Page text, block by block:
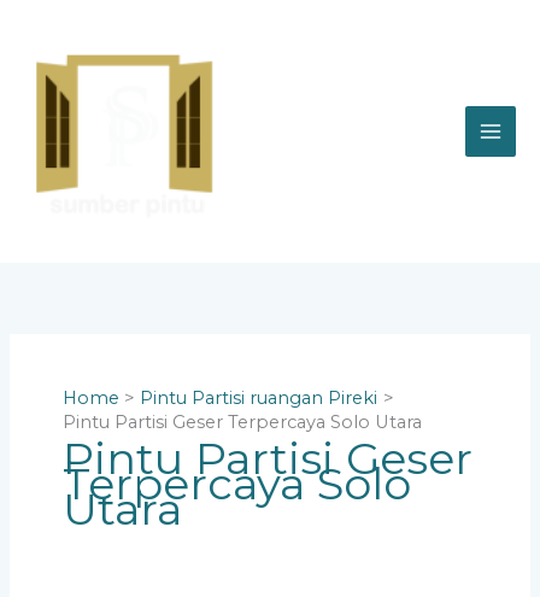
content
Home
Pintu Partisi ruangan Pireki
Pintu Partisi Geser Terpercaya Solo Utara
Pintu Partisi Geser
Terpercaya Solo
Utara